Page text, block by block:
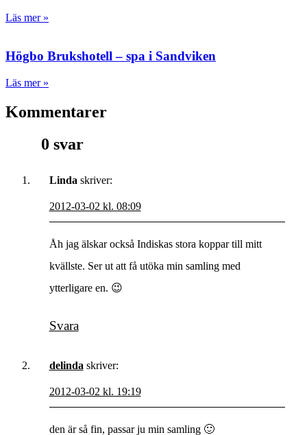
Läs mer »
Högbo Brukshotell – spa i Sandviken
Läs mer »
Kommentarer
0 svar
Linda skriver:
2012-03-02 kl. 08:09
Åh jag älskar också Indiskas stora koppar till mitt
kvällste. Ser ut att få utöka min samling med
ytterligare en. 😉
Svara
delinda skriver:
2012-03-02 kl. 19:19
den är så fin, passar ju min samling 🙂